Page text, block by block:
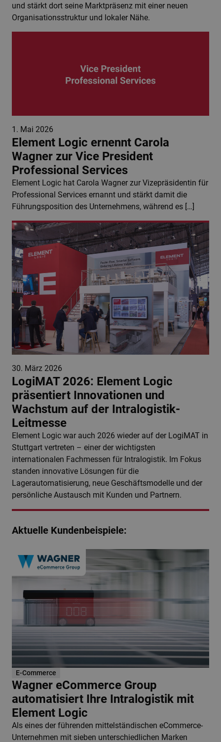
und stärkt dort seine Marktpräsenz mit einer neuen
Organisationsstruktur und lokaler Nähe.
1. Mai 2026
Element Logic ernennt Carola
Wagner zur Vice President
Professional Services
Element Logic hat Carola Wagner zur Vizepräsidentin für
Professional Services ernannt und stärkt damit die
Führungsposition des Unternehmens, während es […]
30. März 2026
LogiMAT 2026: Element Logic
präsentiert Innovationen und
Wachstum auf der Intralogistik-
Leitmesse
Element Logic war auch 2026 wieder auf der LogiMAT in
Stuttgart vertreten – einer der wichtigsten
internationalen Fachmessen für Intralogistik. Im Fokus
standen innovative Lösungen für die
Lagerautomatisierung, neue Geschäftsmodelle und der
persönliche Austausch mit Kunden und Partnern.
Aktuelle Kundenbeispiele:
E-Commerce
Wagner eCommerce Group
automatisiert Ihre Intralogistik mit
Element Logic
Als eines der führenden mittelständischen eCommerce-
Unternehmen mit sieben unterschiedlichen Marken